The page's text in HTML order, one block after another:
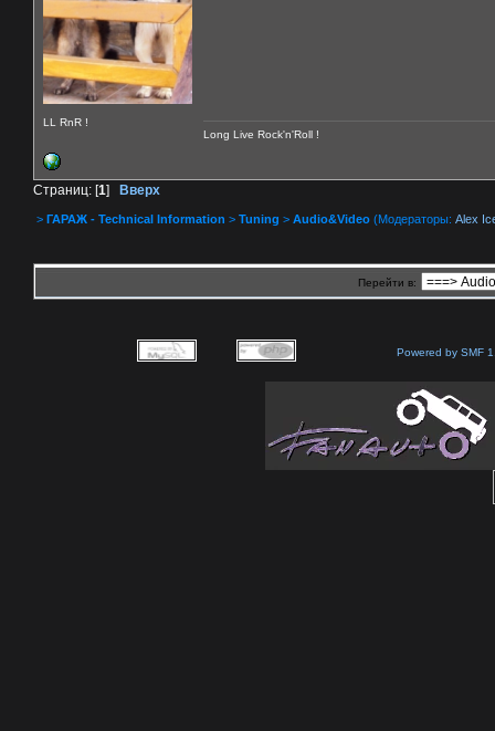
LL RnR !
Long Live Rock'n'Roll !
Страниц: [1] Вверх
> ГАРАЖ - Technical Information > Tuning > Audio&Video (Модераторы: Alex
Перейти в:
Powered by SMF